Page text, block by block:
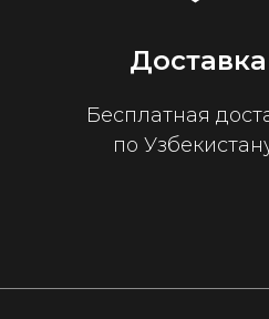
Доставка
Бесплатная
по